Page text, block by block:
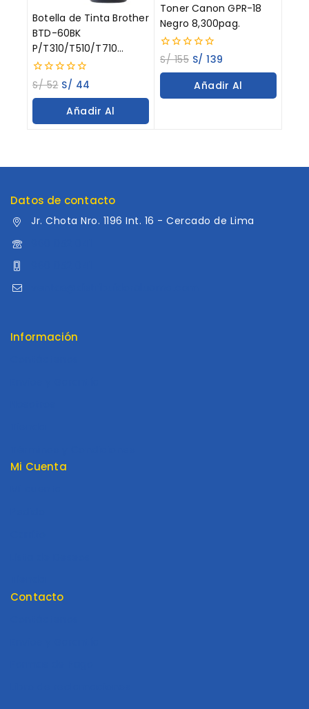
Botella de Tinta Brother
BTD-60BK
P/T310/T510/T710
Negro 108ML
0
out
of
S/52 S/ 44
Añadir Al
Toner Canon GPR-18
Negro 8,300pag.
0
out
of
S/155 S/ 139
Añadir Al
Datos de contacto
Jr. Chota Nro. 1196 Int. 16 - Cercado de Lima
Información
Mi Cuenta
Contacto